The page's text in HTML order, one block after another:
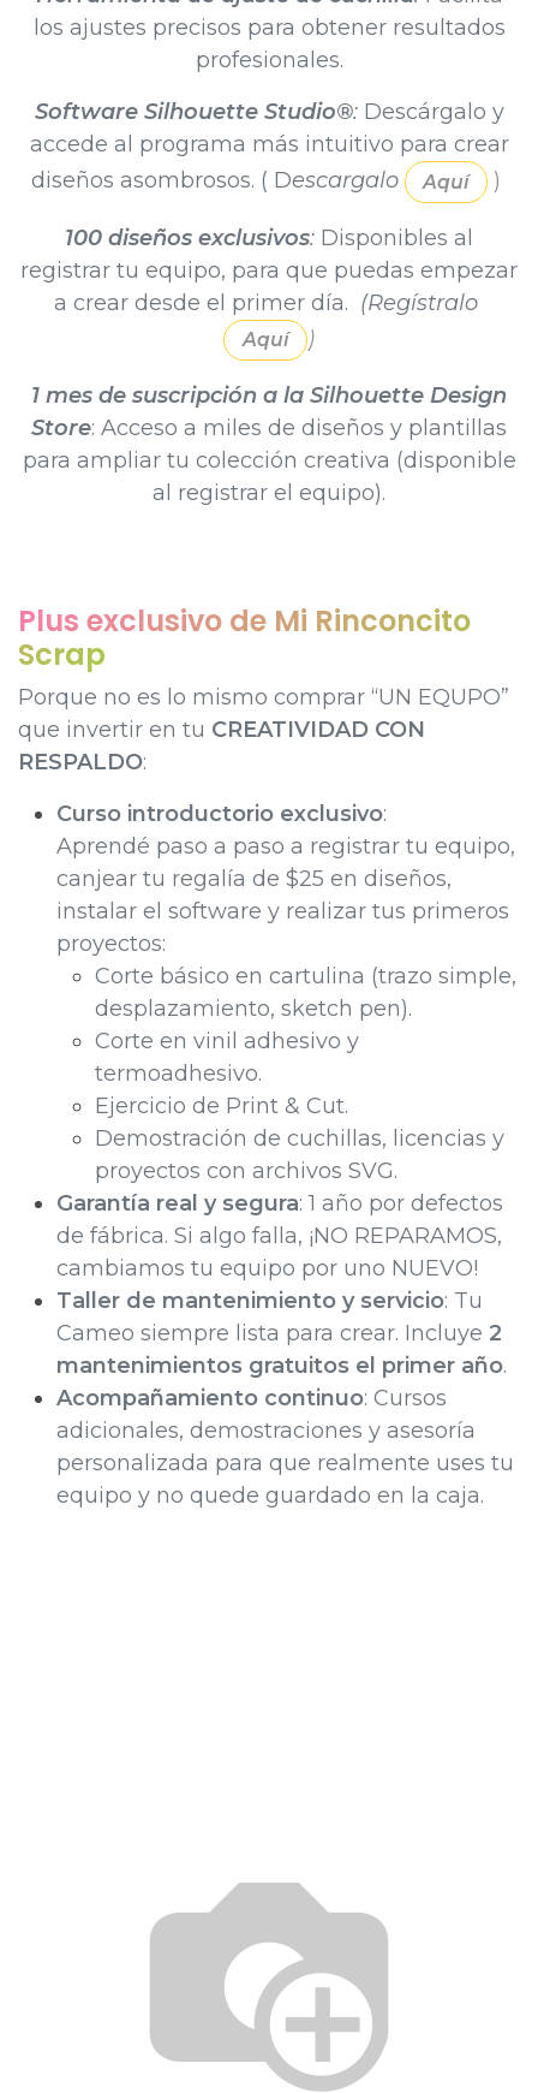
los ajustes precisos para obtener resultados
profesionales.
Software Silhouette Studio®:Descárgalo y
accede al programa más intuitivo para crear
diseños asombrosos. ( Descargalo Aquí )​
100 diseños exclusivos: Disponibles al
registrar tu equipo, para que puedas empezar
a crear desde el primer día. (Regístralo
Aquí )
1 mes de suscripción a la Silhouette Design
Store: Acceso a miles de diseños y plantillas
para ampliar tu colección creativa (disponible
al registrar el equipo).
Plus exclusivo de Mi Rinconcito
Scrap
Porque no es lo mismo comprar “UN EQUPO”
que invertir en tu CREATIVIDAD CON
RESPALDO:
Curso introductorio exclusivo:
Aprendé paso a paso a registrar tu equipo,
canjear tu regalía de $25 en diseños,
instalar el software y realizar tus primeros
proyectos:
Corte básico en cartulina (trazo simple,
desplazamiento, sketch pen).
Corte en vinil adhesivo y
termoadhesivo.
Ejercicio de Print & Cut.
Demostración de cuchillas, licencias y
proyectos con archivos SVG.
Garantía real y segura: 1 año por defectos
de fábrica. Si algo falla, ¡NO REPARAMOS,
cambiamos tu equipo por uno NUEVO!
Taller de mantenimiento y servicio: Tu
Cameo siempre lista para crear. Incluye 2
mantenimientos gratuitos el primer año.
Acompañamiento continuo: Cursos
adicionales, demostraciones y asesoría
personalizada para que realmente uses tu
equipo y no quede guardado en la caja.